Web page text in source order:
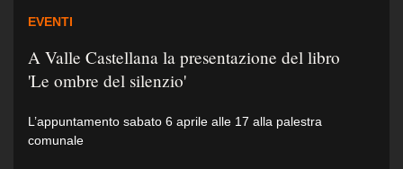
EVENTI
A Valle Castellana la presentazione del libro
'Le ombre del silenzio'
L’appuntamento sabato 6 aprile alle 17 alla palestra
comunale